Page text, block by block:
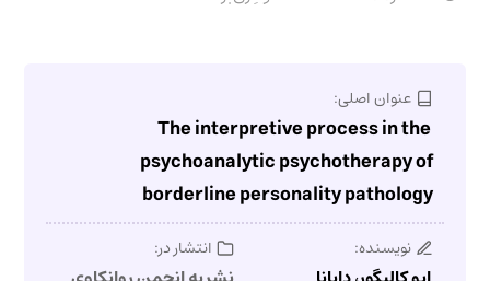
عنوان اصلی:
The interpretive process in the
psychoanalytic psychotherapy of
borderline personality pathology
نویسنده: انتشار در: